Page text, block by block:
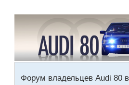
Форум владельцев Audi 80